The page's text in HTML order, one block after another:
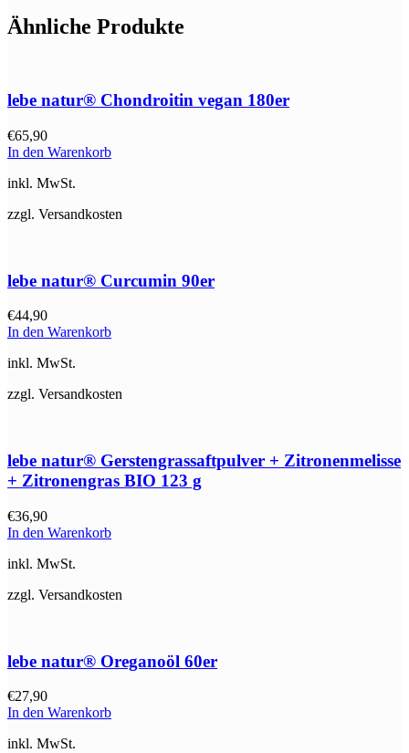
Ähnliche Produkte
lebe natur® Chondroitin vegan 180er
€65,90
In den Warenkorb
inkl. MwSt.
zzgl. Versandkosten
lebe natur® Curcumin 90er
€44,90
In den Warenkorb
inkl. MwSt.
zzgl. Versandkosten
lebe natur® Gerstengrassaftpulver + Zitronenmelisse
+ Zitronengras BIO 123 g
€36,90
In den Warenkorb
inkl. MwSt.
zzgl. Versandkosten
lebe natur® Oreganoöl 60er
€27,90
In den Warenkorb
inkl. MwSt.